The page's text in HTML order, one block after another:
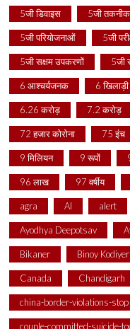
5जी डिवाइस 5जी तकनीक
5जी परियोजनाओं 5जी
5जी सक्षम उपकरणों 5जी
6 आश्चर्यजनक 6 खिलाड़ी
6.26 करोड़ 7.2 करोड़
72 हजार कोरोना 75 इंच
9 मिलियन 9 रूपों
96 लाख 97 वर्षीय
agra AI alert
Ayodhya Deepotsav
Bikaner Binoy Kodiyeri
Canada Chandigarh
china-border-violations-stop
couple-committed-suicide-